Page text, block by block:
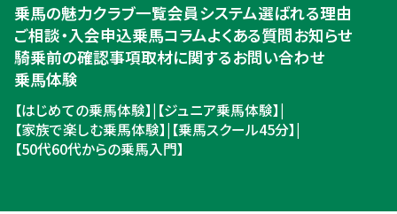
ご相談・入会申込
乗馬の魅力クラブ一覧会員システム選ばれる理由
ご相談・入会申込乗馬コラムよくある質問お知らせ
騎乗前の確認事項取材に関するお問い合わせ
乗馬体験
【はじめての乗馬体験】| 【ジュニア乗馬体験】|
【家族で楽しむ乗馬体験】| 【乗馬スクール45分】|
【50代60代からの乗馬入門】